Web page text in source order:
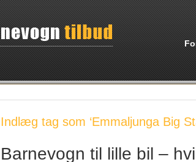
Indlæg tag som ‘Emmaljunga Big
Barnevogn til lille bil –